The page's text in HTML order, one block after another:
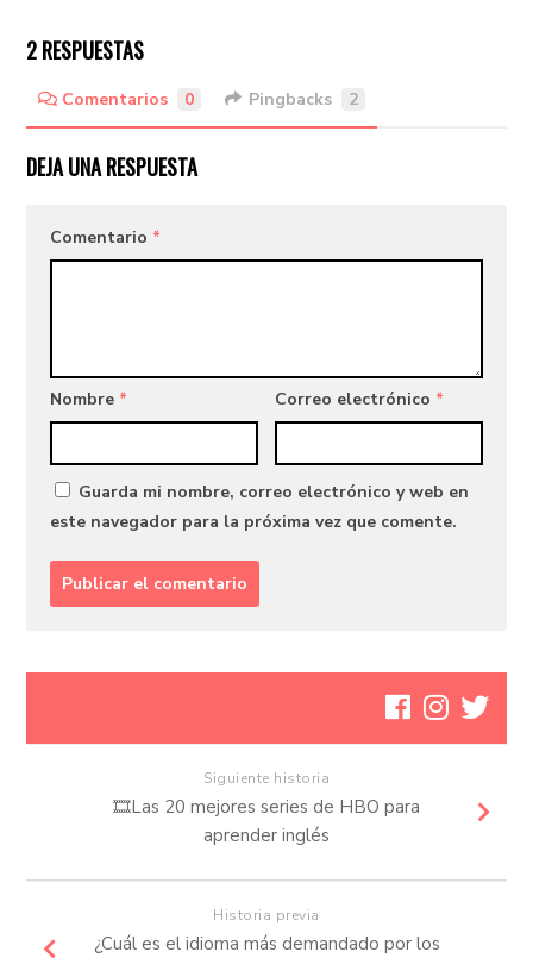
2 RESPUESTAS
Comentarios 0 Pingbacks 2
DEJA UNA RESPUESTA
Comentario *
Nombre * Correo electrónico *
Guarda mi nombre, correo electrónico y web en
este navegador para la próxima vez que comente.
Siguiente historia
🎞️Las 20 mejores series de HBO para
aprender inglés
Historia previa
¿Cuál es el idioma más demandado por los